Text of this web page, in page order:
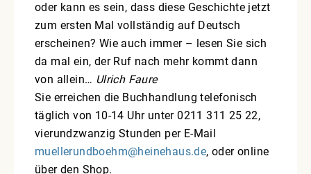
oder kann es sein, dass diese Geschichte jetzt
zum ersten Mal vollständig auf Deutsch
erscheinen? Wie auch immer – lesen Sie sich
da mal ein, der Ruf nach mehr kommt dann
von allein… Ulrich Faure
Sie erreichen die Buchhandlung telefonisch
täglich von 10-14 Uhr unter 0211 311 25 22,
vierundzwanzig Stunden per E-Mail
muellerundboehm@heinehaus.de, oder online
über den Shop.